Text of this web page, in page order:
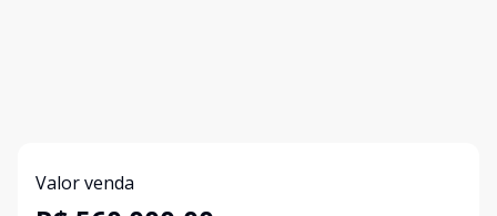
Valor venda